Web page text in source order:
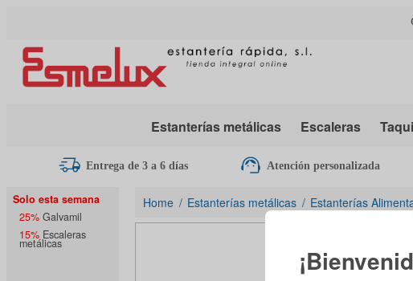
Estanterías metálicas Escaleras
Entrega de 3 a 6 días Atención personalizada
Solo esta semana
25% Galvamil
15% Escaleras
metálicas
Home Estanterías metálicas Estanterías